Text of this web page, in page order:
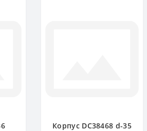
Корпус DC38468 d-35